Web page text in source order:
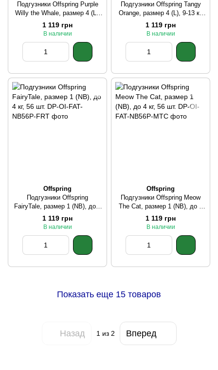
Подгузники Offspring Purple
Willy the Whale, размер 4 (L),
9-13 кг, 36 шт.
1 119 грн
В наличии
Подгузники Offspring Tangy
Orange, размер 4 (L), 9-13 кг,
36 шт.
1 119 грн
В наличии
Offspring
Подгузники Offspring
FairyTale, размер 1 (NB), до 4
кг, 56 шт.
1 119 грн
В наличии
Offspring
Подгузники Offspring Meow
The Cat, размер 1 (NB), до 4
кг, 56 шт.
1 119 грн
В наличии
Показать еще 15 товаров
Назад 1из 2 Вперед